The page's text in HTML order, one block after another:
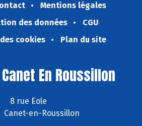
Mentions légales
des données
CGU
cookies
Plan du site
En Roussillon
8 rue Eole
Canet-en-Roussillon